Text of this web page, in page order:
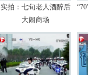
实拍：七旬老人酒醉后
大闹商场